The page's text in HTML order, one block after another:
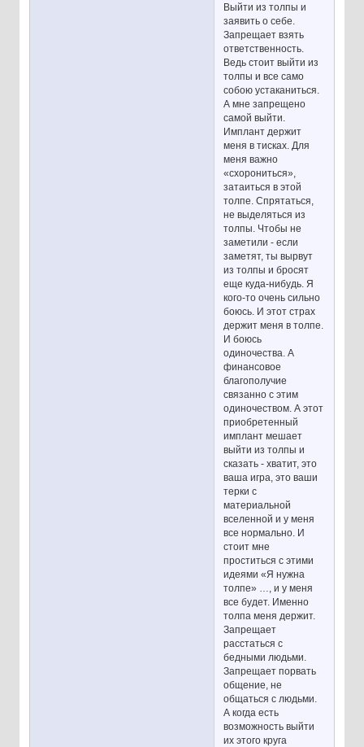
Выйти из толпы и
заявить о себе.
Запрещает взять
ответственность.
Ведь стоит выйти из
толпы и все само
собою устаканиться.
А мне запрещено
самой выйти.
Имплант держит
меня в тисках. Для
меня важно
«схорониться»,
затаиться в этой
толпе. Спрятаться,
не выделяться из
толпы. Чтобы не
заметили - если
заметят, ты вырвут
из толпы и бросят
еще куда-нибудь. Я
кого-то очень сильно
боюсь. И этот страх
держит меня в толпе.
И боюсь
одиночества. А
финансовое
благополучие
связанно с этим
одиночеством. А этот
приобретенный
имплант мешает
выйти из толпы и
сказать - хватит, это
ваша игра, это ваши
терки с
материальной
вселенной и у меня
все нормально. И
стоит мне
проститься с этими
идеями «Я нужна
толпе» …, и у меня
все будет. Именно
толпа меня держит.
Запрещает
расстаться с
бедными людьми.
Запрещает порвать
общение, не
общаться с людьми.
А когда есть
возможность выйти
их этого круга